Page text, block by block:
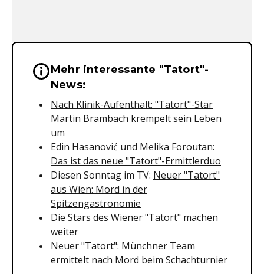
Wichtige Hinweise &
Mehr interessante "Tatort"-
News:
Nach Klinik-Aufenthalt: "Tatort"-Star
Martin Brambach krempelt sein Leben
um
Edin Hasanović und Melika Foroutan:
Das ist das neue "Tatort"-Ermittlerduo
Diesen Sonntag im TV: Neuer "Tatort"
aus Wien: Mord in der
Spitzengastronomie
Die Stars des Wiener "Tatort" machen
weiter
Neuer "Tatort": Münchner Team
ermittelt nach Mord beim Schachturnier